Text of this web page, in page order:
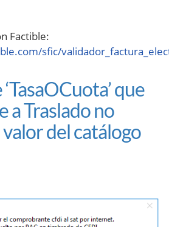
Factible:
sfic/
que
a Traslado no
del catálogo